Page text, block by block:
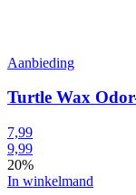
Aanbieding
Turtle Wax
7,99
9,99
20%
In winkelmand